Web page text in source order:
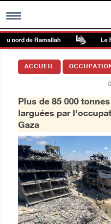
MENU
Galerie d’images
Centre palestinien
العربية
English
de Ramallah Le
ACCUEIL
Plus de 85 000
larguées par
Gaza